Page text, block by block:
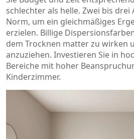
schlechter als helle. Zwei bis
Norm, um ein gleichmäßiges
erzielen. Billige
dem Trocknen matter zu wirken
anzuziehen. Investieren Sie in
Bereiche mit hoher
Kinderzimmer.